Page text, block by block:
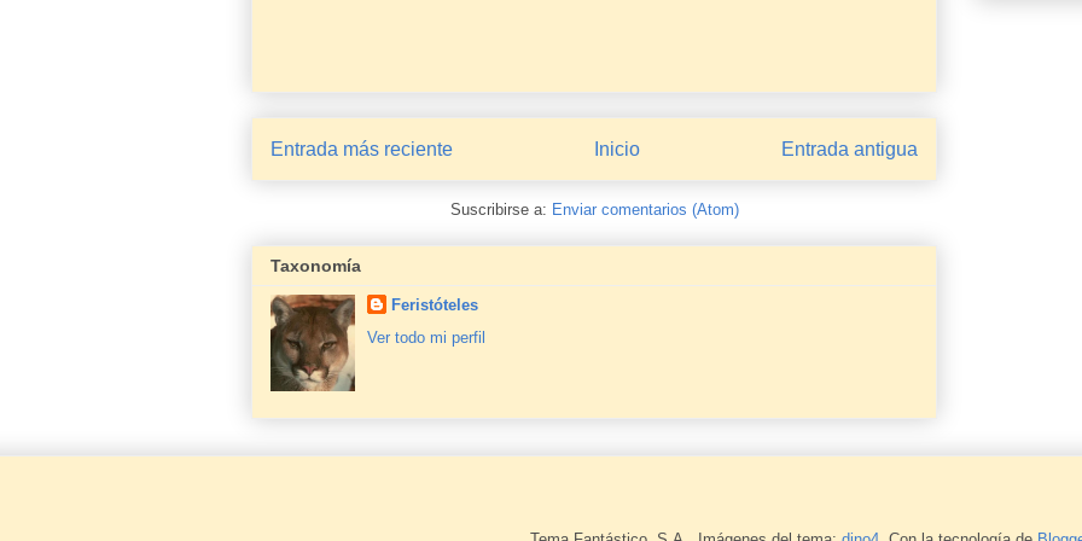
Entrada más reciente Entrada antigua
Inicio
Suscribirse a: Enviar comentarios (Atom)
Taxonomía
Feristóteles
Ver todo mi perfil